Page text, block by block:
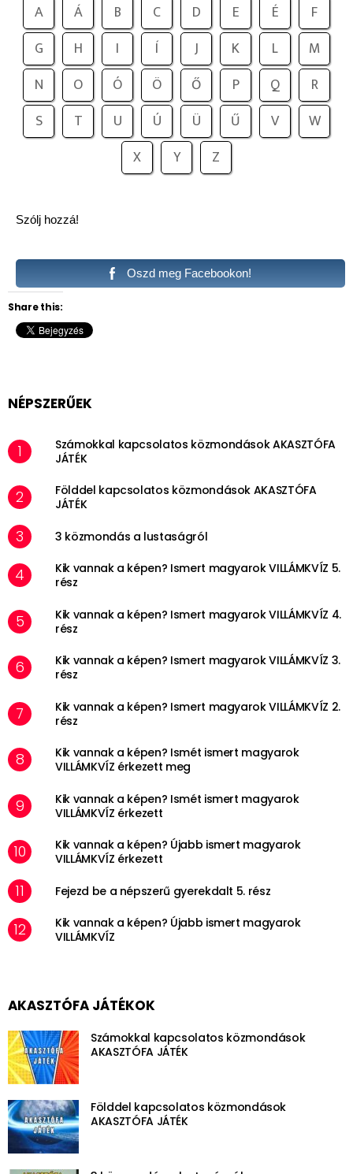
A Á B C D E É
F
G
H I Í J K L
M
N
O Ó Ö Ő P Q
R
S
T U Ú Ü Ű V
W
X
Y Z
Szólj hozzá!
Oszd meg Facebookon!
Share this:
NÉPSZERŰEK
Számokkal kapcsolatos közmondások AKASZTÓFA
JÁTÉK
Földdel kapcsolatos közmondások AKASZTÓFA
JÁTÉK
3 közmondás a lustaságról
Kik vannak a képen? Ismert magyarok VILLÁMKVÍZ 5.
rész
Kik vannak a képen? Ismert magyarok VILLÁMKVÍZ 4.
rész
Kik vannak a képen? Ismert magyarok VILLÁMKVÍZ 3.
rész
Kik vannak a képen? Ismert magyarok VILLÁMKVÍZ 2.
rész
Kik vannak a képen? Ismét ismert magyarok
VILLÁMKVÍZ érkezett meg
Kik vannak a képen? Ismét ismert magyarok
VILLÁMKVÍZ érkezett
Kik vannak a képen? Újabb ismert magyarok
VILLÁMKVÍZ érkezett
Fejezd be a népszerű gyerekdalt 5. rész
Kik vannak a képen? Újabb ismert magyarok
VILLÁMKVÍZ
AKASZTÓFA JÁTÉKOK
Számokkal kapcsolatos közmondások
AKASZTÓFA JÁTÉK
Földdel kapcsolatos közmondások
AKASZTÓFA JÁTÉK